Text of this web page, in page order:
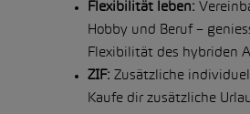
Flexibilität leben:
Hobby und Beruf –
Flexibilität des hybriden
ZIF: Zusätzliche
Kaufe dir zusätzliche